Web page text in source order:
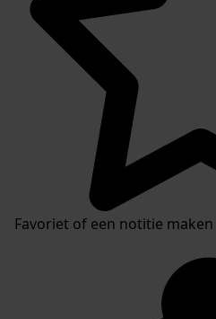
Favoriet of een notitie maken